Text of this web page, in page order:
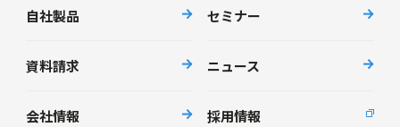
自社製品 セミナー
資料請求 ニュース
会社情報 採用情報